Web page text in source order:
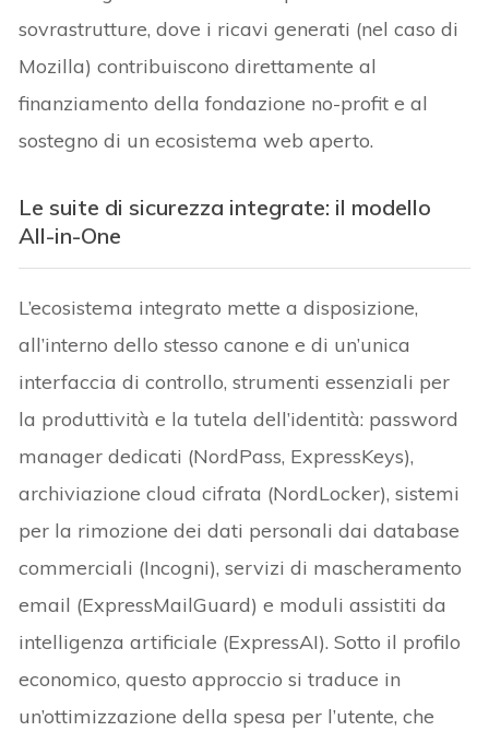
sovrastrutture, dove i ricavi generati (nel caso di
Mozilla) contribuiscono direttamente al
finanziamento della fondazione no-profit e al
sostegno di un ecosistema web aperto.
Le suite di sicurezza integrate: il modello
All-in-One
L’ecosistema integrato mette a disposizione,
all’interno dello stesso canone e di un’unica
interfaccia di controllo, strumenti essenziali per
la produttività e la tutela dell’identità: password
manager dedicati (NordPass, ExpressKeys),
archiviazione cloud cifrata (NordLocker), sistemi
per la rimozione dei dati personali dai database
commerciali (Incogni), servizi di mascheramento
email (ExpressMailGuard) e moduli assistiti da
intelligenza artificiale (ExpressAI). Sotto il profilo
economico, questo approccio si traduce in
un’ottimizzazione della spesa per l’utente, che